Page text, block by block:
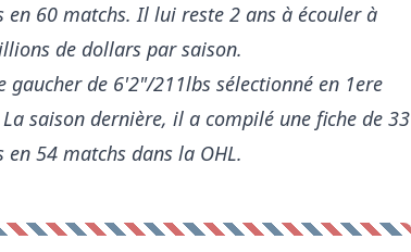
60 matchs. Il lui reste 2 ans à écouler à
de dollars par saison.
gaucher de 6'2"/211lbs sélectionné en 1ere
saison dernière, il a compilé une fiche de 33
54 matchs dans la OHL.